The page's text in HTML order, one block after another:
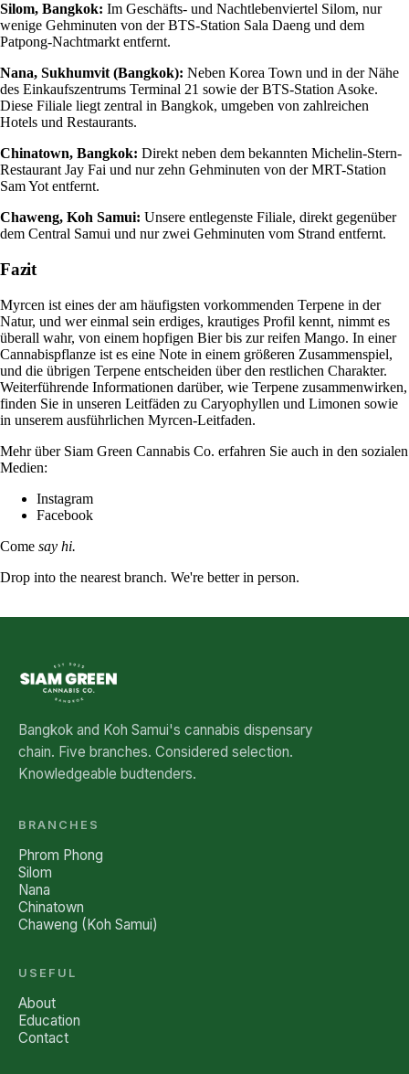
Silom, Bangkok: Im Geschäfts- und Nachtlebenviertel Silom, nur
wenige Gehminuten von der BTS-Station Sala Daeng und dem
Patpong-Nachtmarkt entfernt.
Nana, Sukhumvit (Bangkok): Neben Korea Town und in der Nähe
des Einkaufszentrums Terminal 21 sowie der BTS-Station Asoke.
Diese Filiale liegt zentral in Bangkok, umgeben von zahlreichen
Hotels und Restaurants.
Chinatown, Bangkok: Direkt neben dem bekannten Michelin-Stern-
Restaurant Jay Fai und nur zehn Gehminuten von der MRT-Station
Sam Yot entfernt.
Chaweng, Koh Samui: Unsere entlegenste Filiale, direkt gegenüber
dem Central Samui und nur zwei Gehminuten vom Strand entfernt.
Fazit
Myrcen ist eines der am häufigsten vorkommenden Terpene in der
Natur, und wer einmal sein erdiges, krautiges Profil kennt, nimmt es
überall wahr, von einem hopfigen Bier bis zur reifen Mango. In einer
Cannabispflanze ist es eine Note in einem größeren Zusammenspiel,
und die übrigen Terpene entscheiden über den restlichen Charakter.
Weiterführende Informationen darüber, wie Terpene zusammenwirken,
finden Sie in unseren Leitfäden zu Caryophyllen und Limonen sowie
in unserem ausführlichen Myrcen-Leitfaden.
Mehr über Siam Green Cannabis Co. erfahren Sie auch in den sozialen
Medien:
Instagram
Facebook
Come say hi.
Drop into the nearest branch. We're better in person.
Bangkok and Koh Samui's cannabis dispensary
chain. Five branches. Considered selection.
Knowledgeable budtenders.
BRANCHES
Phrom Phong
Silom
Nana
Chinatown
Chaweng (Koh Samui)
USEFUL
About
Education
Contact